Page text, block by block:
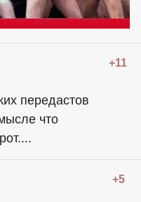
+11
передастов
что
+5